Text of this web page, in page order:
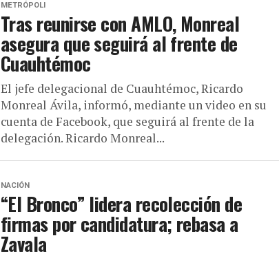
METRÓPOLI
Tras reunirse con AMLO, Monreal
asegura que seguirá al frente de
Cuauhtémoc
El jefe delegacional de Cuauhtémoc, Ricardo
Monreal Ávila, informó, mediante un video en su
cuenta de Facebook, que seguirá al frente de la
delegación. Ricardo Monreal...
NACIÓN
“El Bronco” lidera recolección de
firmas por candidatura; rebasa a
Zavala